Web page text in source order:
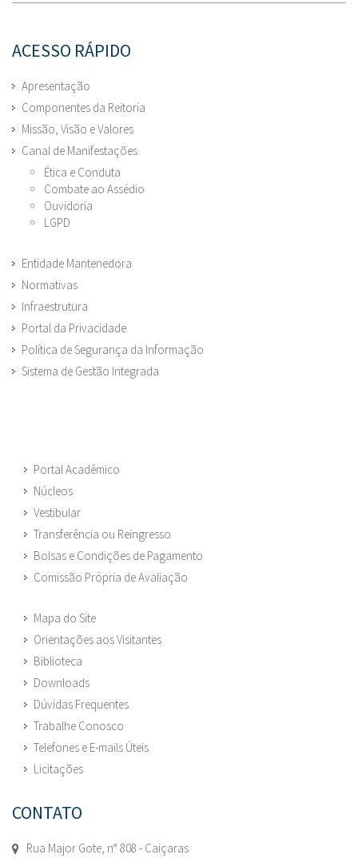
ACESSO RÁPIDO
Apresentação
Componentes da Reitoria
Missão, Visão e Valores
Canal de Manifestações
Ética e Conduta
Combate ao Assédio
Ouvidoria
LGPD
Entidade Mantenedora
Normativas
Infraestrutura
Portal da Privacidade
Política de Segurança da Informação
Sistema de Gestão Integrada
Portal Acadêmico
Núcleos
Vestibular
Transferência ou Reingresso
Bolsas e Condições de Pagamento
Comissão Própria de Avaliação
Mapa do Site
Orientações aos Visitantes
Biblioteca
Downloads
Dúvidas Frequentes
Trabalhe Conosco
Telefones e E-mails Úteis
Licitações
CONTATO
Rua Major Gote, n° 808 - Caiçaras